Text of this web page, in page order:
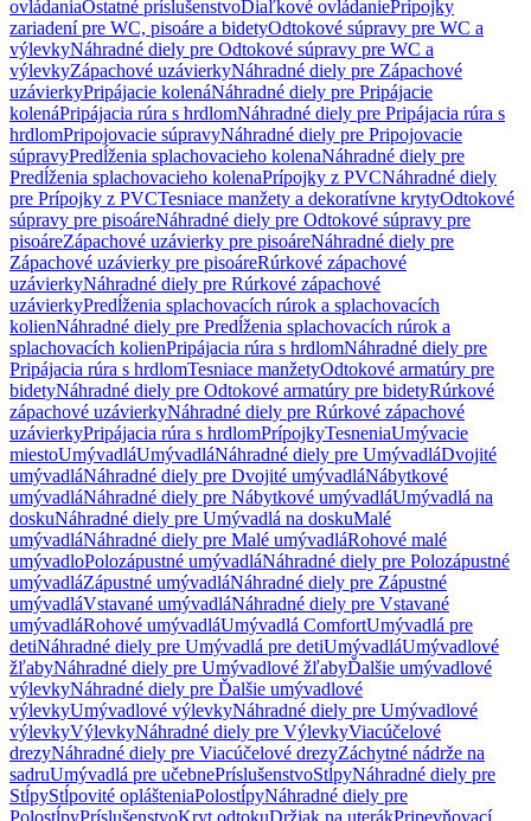
ovládaniaOstatné príslušenstvoDiaľkové ovládaniePrípojky
zariadení pre WC, pisoáre a bidetyOdtokové súpravy pre WC a
výlevkyNáhradné diely pre Odtokové súpravy pre WC a
výlevkyZápachové uzávierkyNáhradné diely pre Zápachové
uzávierkyPripájacie kolenáNáhradné diely pre Pripájacie
kolenáPripájacia rúra s hrdlomNáhradné diely pre Pripájacia rúra s
hrdlomPripojovacie súpravyNáhradné diely pre Pripojovacie
súpravyPredĺženia splachovacieho kolenaNáhradné diely pre
Predĺženia splachovacieho kolenaPrípojky z PVCNáhradné diely
pre Prípojky z PVCTesniace manžety a dekoratívne krytyOdtokové
súpravy pre pisoáreNáhradné diely pre Odtokové súpravy pre
pisoáreZápachové uzávierky pre pisoáreNáhradné diely pre
Zápachové uzávierky pre pisoáreRúrkové zápachové
uzávierkyNáhradné diely pre Rúrkové zápachové
uzávierkyPredĺženia splachovacích rúrok a splachovacích
kolienNáhradné diely pre Predĺženia splachovacích rúrok a
splachovacích kolienPripájacia rúra s hrdlomNáhradné diely pre
Pripájacia rúra s hrdlomTesniace manžetyOdtokové armatúry pre
bidetyNáhradné diely pre Odtokové armatúry pre bidetyRúrkové
zápachové uzávierkyNáhradné diely pre Rúrkové zápachové
uzávierkyPripájacia rúra s hrdlomPrípojkyTesneniaUmývacie
miestoUmývadláUmývadláNáhradné diely pre UmývadláDvojité
umývadláNáhradné diely pre Dvojité umývadláNábytkové
umývadláNáhradné diely pre Nábytkové umývadláUmývadlá na
doskuNáhradné diely pre Umývadlá na doskuMalé
umývadláNáhradné diely pre Malé umývadláRohové malé
umývadloPolozápustné umývadláNáhradné diely pre Polozápustné
umývadláZápustné umývadláNáhradné diely pre Zápustné
umývadláVstavané umývadláNáhradné diely pre Vstavané
umývadláRohové umývadláUmývadlá ComfortUmývadlá pre
detiNáhradné diely pre Umývadlá pre detiUmývadláUmývadlové
žľabyNáhradné diely pre Umývadlové žľabyĎalšie umývadlové
výlevkyNáhradné diely pre Ďalšie umývadlové
výlevkyUmývadlové výlevkyNáhradné diely pre Umývadlové
výlevkyVýlevkyNáhradné diely pre VýlevkyViacúčelové
drezyNáhradné diely pre Viacúčelové drezyZáchytné nádrže na
sadruUmývadlá pre učebnePríslušenstvoStĺpyNáhradné diely pre
StĺpyStĺpovité oplášteniaPolostĺpyNáhradné diely pre
PolostĺpyPríslušenstvoKryt odtokuDržiak na uterákPripevňovací